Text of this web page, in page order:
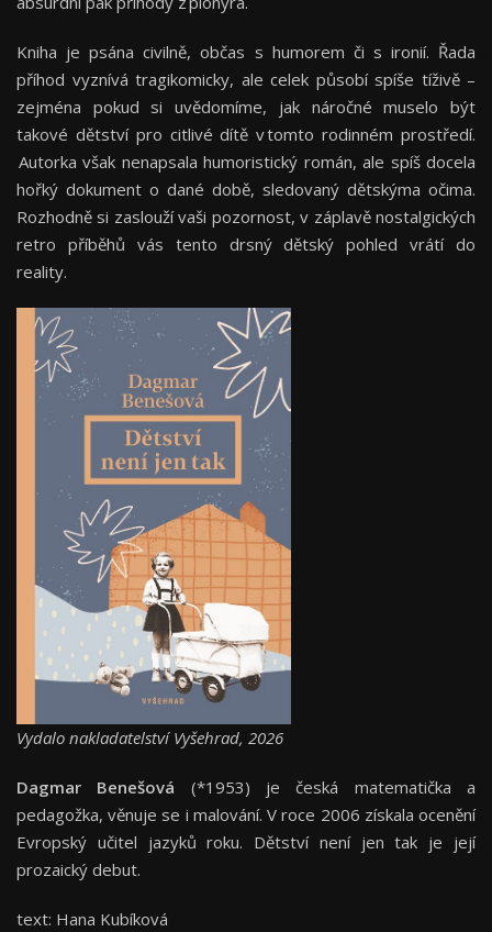
Kniha je psána civilně, občas s humorem či s ironií. Řada
příhod vyznívá tragikomicky, ale celek působí spíše tíživě –
zejména pokud si uvědomíme, jak náročné muselo být
takové dětství pro citlivé dítě v tomto rodinném prostředí.
Autorka však nenapsala humoristický román, ale spíš docela
hořký dokument o dané době, sledovaný dětskýma očima.
Rozhodně si zaslouží vaši pozornost, v záplavě nostalgických
retro příběhů vás tento drsný dětský pohled vrátí do
reality.
Vydalo nakladatelství Vyšehrad, 2026
Dagmar Benešová (*1953) je česká matematička a
pedagožka, věnuje se i malování. V roce 2006 získala ocenění
Evropský učitel jazyků roku. Dětství není jen tak je její
prozaický debut.
text: Hana Kubíková